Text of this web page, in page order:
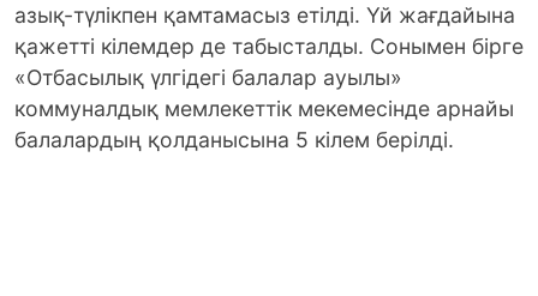
азық-түлікпен қамтамасыз етілді. Үй жағдайына
қажетті кілемдер де табысталды. Сонымен бірге
«Отбасылық үлгідегі балалар ауылы»
коммуналдық мемлекеттік мекемесінде арнайы
балалардың қолданысына 5 кілем берілді.